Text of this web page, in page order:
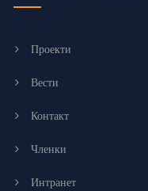
Проекти
Вести
Контакт
Членки
Интранет